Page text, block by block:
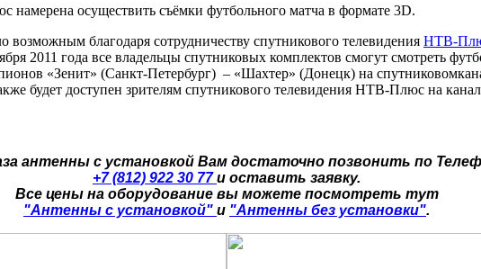
осуществить съёмки футбольного матча в формате 3D.
возможным благодаря сотрудничеству спутникового телевидения НТВ-
2011 года все владельцы спутниковых комплектов смогут смотреть
«Зенит» (Санкт-Петербург) – «Шахтер» (Донецк) на
будет доступен зрителям спутникового телевидения НТВ-Плюс на
антенны с установкой Вам достаточно позвонить по
+7 (812) 922 30 77 и оставить заявку.
Все цены на оборудование вы можете посмотреть тут
"Антенны с установкой" и "Антенны без установки".